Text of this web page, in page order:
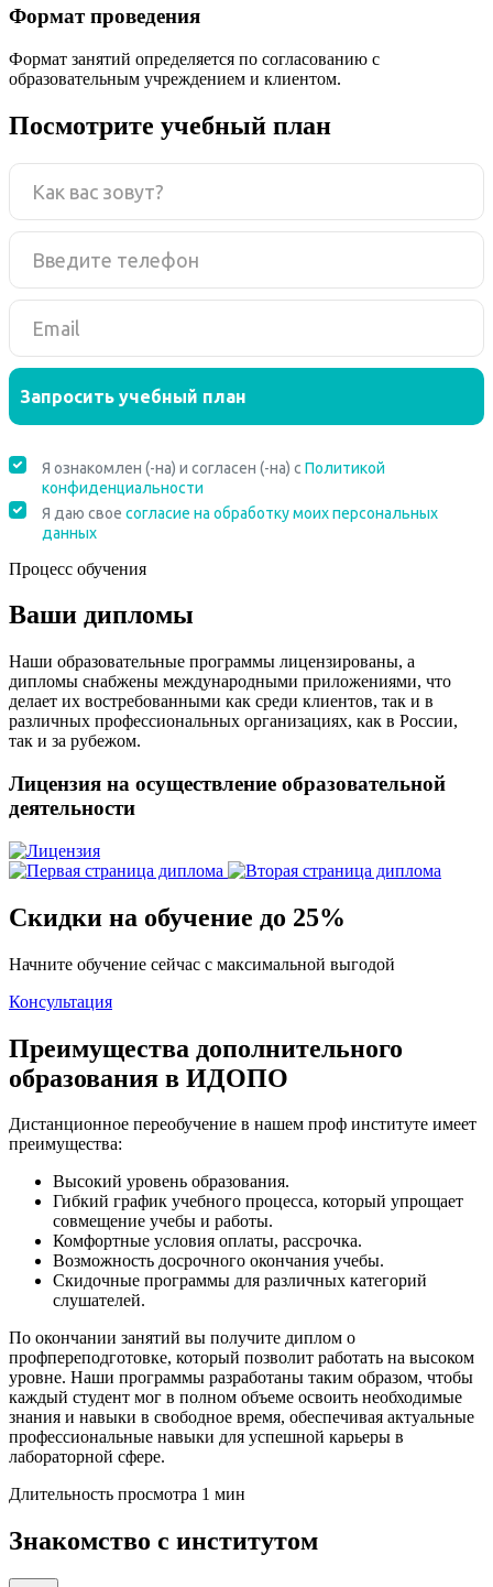
Формат проведения
Формат занятий определяется по согласованию с
образовательным учреждением и клиентом.
Посмотрите учебный план
Процесс обучения
Ваши дипломы
Наши образовательные программы лицензированы, а
дипломы снабжены международными приложениями, что
делает их востребованными как среди клиентов, так и в
различных профессиональных организациях, как в России,
так и за рубежом.
Лицензия на осуществление образовательной
деятельности
Скидки на обучение до 25%
Начните обучение сейчас с максимальной выгодой
Консультация
Преимущества дополнительного
образования в ИДОПО
Дистанционное переобучение в нашем проф институте имеет
преимущества:
Высокий уровень образования.
Гибкий график учебного процесса, который упрощает
совмещение учебы и работы.
Комфортные условия оплаты, рассрочка.
Возможность досрочного окончания учебы.
Скидочные программы для различных категорий
слушателей.
По окончании занятий вы получите диплом о
профпереподготовке, который позволит работать на высоком
уровне. Наши программы разработаны таким образом, чтобы
каждый студент мог в полном объеме освоить необходимые
знания и навыки в свободное время, обеспечивая актуальные
профессиональные навыки для успешной карьеры в
лабораторной сфере.
Длительность просмотра 1 мин
Знакомство с институтом